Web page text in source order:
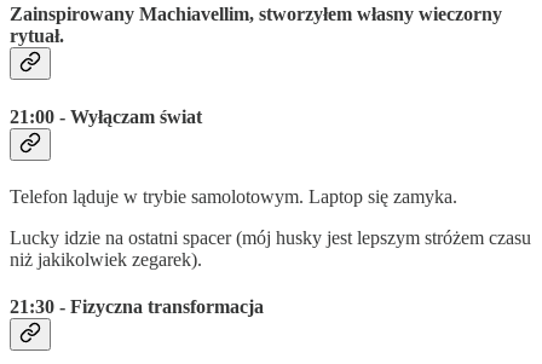
Zainspirowany Machiavellim, stworzyłem własny wieczorny
rytuał.
21:00 - Wyłączam świat
Telefon ląduje w trybie samolotowym. Laptop się zamyka.
Lucky idzie na ostatni spacer (mój husky jest lepszym stróżem czasu
niż jakikolwiek zegarek).
21:30 - Fizyczna transformacja